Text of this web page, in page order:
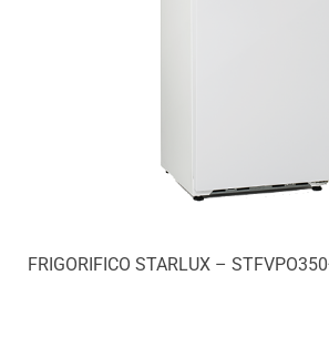
FRIGORIFICO STARLUX –